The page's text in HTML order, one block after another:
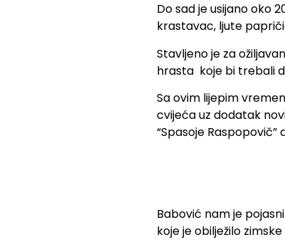
Do sad je usijano oko
krastavac, ljute
Stavljeno je za
hrasta koje bi trebali
Sa ovim lijepim
cvijeća uz dodatak
“Spasoje
Babović nam je
koje je obilježilo